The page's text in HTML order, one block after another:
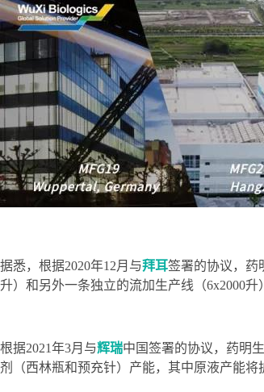
据悉，根据2020年12月与拜耳签署的协议，药
升）和另外一条独立的流加生产线（6x2000升
根据2021年3月与辉瑞中国签署的协议，药明
剂（西林瓶和预充针）产能，其中原液产能将